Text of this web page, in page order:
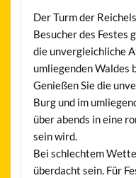
Der Turm der
Besucher des Festes
die unvergleichliche
umliegenden Waldes
Genießen Sie die
Burg und im
über abends in eine
sein wird.
Bei schlechtem
überdacht sein. Für